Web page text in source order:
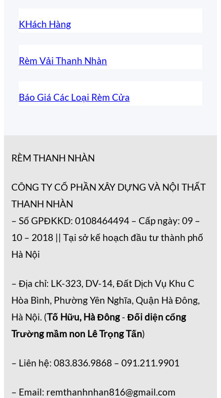
KHách Hàng
Rèm Vải Thanh Nhàn
Báo Giá Các Loại Rèm Cửa
RÈM THANH NHÀN
CÔNG TY CỔ PHẦN XÂY DỰNG VÀ NỘI THẤT
THANH NHÀN
– Số GPĐKKD: 0108464494 – Cấp ngày: 09 –
10 – 2018 || Tại sở kế hoạch đầu tư thành phố
Hà Nội
– Địa chỉ: LK-323, DV-14, Đất Dịch Vụ Khu C
Hòa Bình, Phường Yên Nghĩa, Quận Hà Đông,
Hà Nội. (Tố Hữu, Hà Đông- Đối diện cổng
Trường mầm non Lê Trọng Tấn)
– Liên hệ: 083.836.9868 – 091.211.9901
– Email: remthanhnhan816@gmail.com